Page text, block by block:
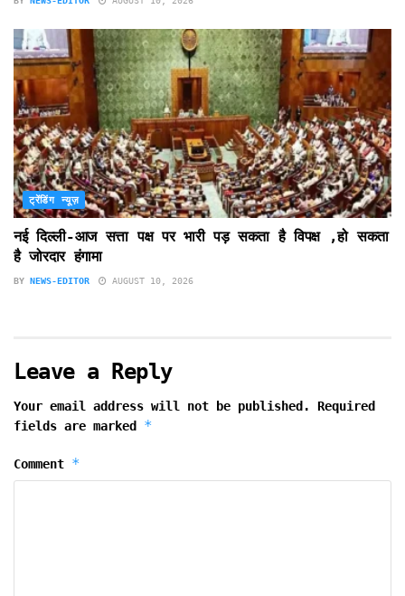
ट्रेंडिंग न्यूज़
नई दिल्ली-आज सत्ता पक्ष पर भारी पड़ सकता है विपक्ष ,हो सकता
है जोरदार हंगामा
BY NEWS-EDITOR AUGUST 10, 2026
Leave a Reply
Your email address will not be published.
Required
fields are marked *
Comment *